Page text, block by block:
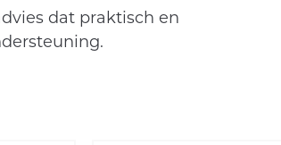
dat praktisch en